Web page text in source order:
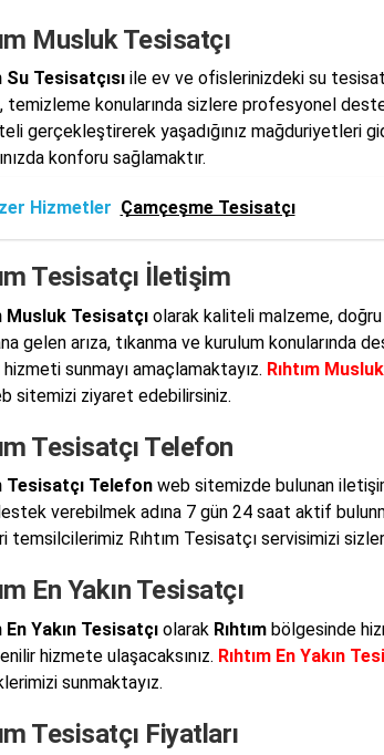
Musluk Tesisatçı
Su Tesisatçısıile ev ve ofislerinizdeki su
, temizleme konularında sizlere profesyonel
gerçekleştirerek yaşadığınız mağduriyetleri
konforu sağlamaktır.
Hizmetler Çamçeşme Tesisatçı
Tesisatçı İletişim
Musluk Tesisatçıolarak kaliteli malzeme, doğru
gelen arıza, tıkanma ve kurulum konularında
sunmayı amaçlamaktayız. Rıhtım
sitemizi ziyaret edebilirsiniz.
Tesisatçı Telefon
Tesisatçı Telefonweb sitemizde bulunan
verebilmek adına 7 gün 24 saat aktif
temsilcilerimiz Rıhtım Tesisatçı servisimizi
En Yakın Tesisatçı
En Yakın Tesisatçıolarak Rıhtımbölgesinde
hizmete ulaşacaksınız. Rıhtım En Yakın
sunmaktayız.
Tesisatçı Fiyatları